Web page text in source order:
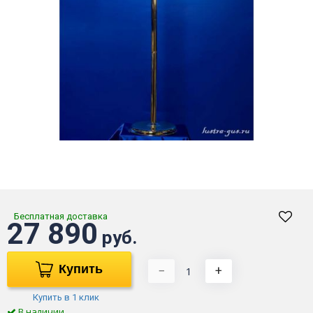
Бесплатная доставка
27 890 руб.
Купить
Купить в 1 клик
− +